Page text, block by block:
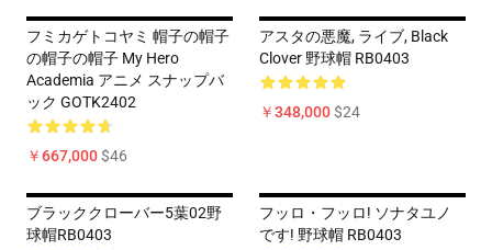
フミカゲトコヤミ 帽子の帽子
の帽子の帽子 My Hero
Academia アニメ スナップバ
ック GOTK2402
￥667,000$46
アスタの悪魔, ライブ, Black
Clover 野球帽 RB0403
￥348,000$24
ブラッククローバー5葉02野
球帽RB0403
フッロ・フッロ! ソナタユノ
です! 野球帽 RB0403